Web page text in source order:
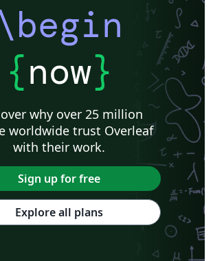
{now}
why over 25 million
worldwide trust Overleaf
with their work.
Sign up for free
Explore all plans